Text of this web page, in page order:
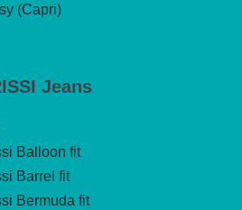
(Capri)
Jeans
Balloon fit
Barrel fit
Bermuda fit